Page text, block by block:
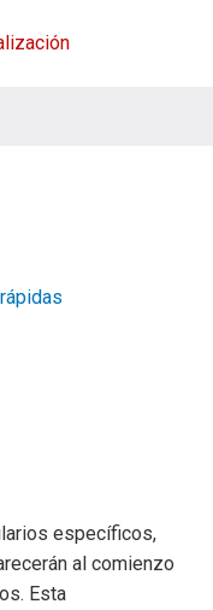
específicos,
al comienzo
Esta